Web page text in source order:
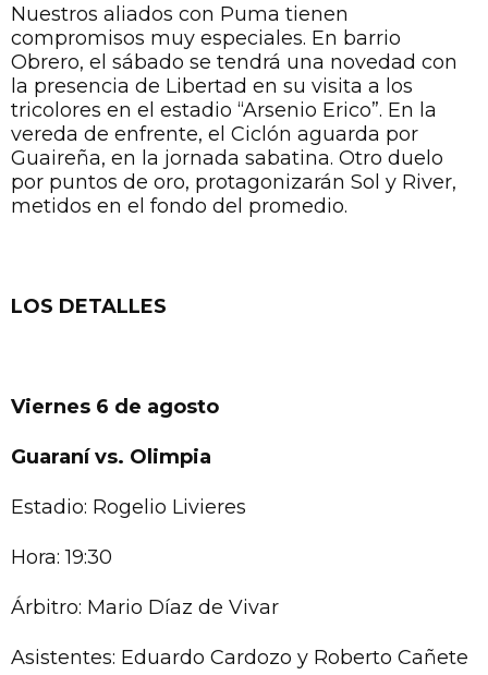
Nuestros aliados con Puma tienen
compromisos muy especiales. En barrio
Obrero, el sábado se tendrá una novedad con
la presencia de Libertad en su visita a los
tricolores en el estadio “Arsenio Erico”. En la
vereda de enfrente, el Ciclón aguarda por
Guaireña, en la jornada sabatina. Otro duelo
por puntos de oro, protagonizarán Sol y River,
metidos en el fondo del promedio.
LOS DETALLES
Viernes 6 de agosto
Guaraní vs. Olimpia
Estadio: Rogelio Livieres
Hora: 19:30
Árbitro: Mario Díaz de Vivar
Asistentes: Eduardo Cardozo y Roberto Cañete